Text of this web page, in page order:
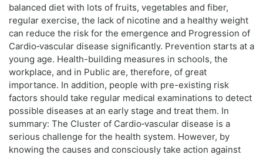
balanced diet with lots of fruits, vegetables and fiber,
regular exercise, the lack of nicotine and a healthy weight
can reduce the risk for the emergence and Progression of
Cardio‑vascular disease significantly. Prevention starts at a
young age. Health-building measures in schools, the
workplace, and in Public are, therefore, of great
importance. In addition, people with pre-existing risk
factors should take regular medical examinations to detect
possible diseases at an early stage and treat them. In
summary: The Cluster of Cardio‑vascular disease is a
serious challenge for the health system. However, by
knowing the causes and consciously take action against